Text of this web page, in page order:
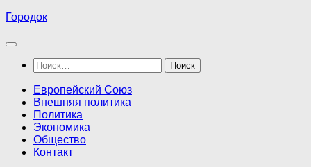
Перейти
содержимому
Городок
Найти:
Европейский Союз
Внешняя политика
Политика
Экономика
Общество
Контакт